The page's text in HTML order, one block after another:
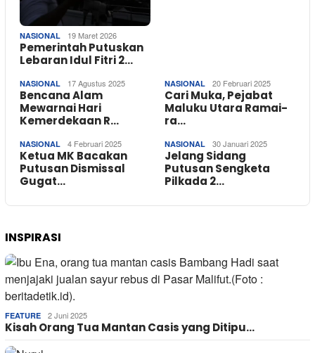
NASIONAL 19 Maret 2026
Pemerintah Putuskan
Lebaran Idul Fitri 2…
NASIONAL 17 Agustus 2025
Bencana Alam
Mewarnai Hari
Kemerdekaan R…
NASIONAL 20 Februari 2025
Cari Muka, Pejabat
Maluku Utara Ramai-
ra…
NASIONAL 4 Februari 2025
Ketua MK Bacakan
Putusan Dismissal
Gugat…
NASIONAL 30 Januari 2025
Jelang Sidang
Putusan Sengketa
Pilkada 2…
INSPIRASI
FEATURE 2 Juni 2025
Kisah Orang Tua Mantan Casis yang Ditipu…